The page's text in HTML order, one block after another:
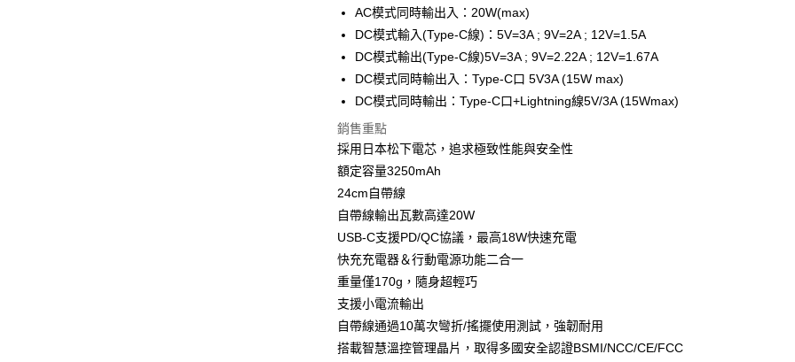
台新國際商業銀行
台灣樂天信用卡公司
元大商業銀行
玉山商業銀行
星展（台灣）商業銀行
台灣樂天信用卡公司
運送方式
付款後全家取貨
每筆NT$80，滿NT$1,000(含以上)免運費
付款後7-11取貨
每筆NT$80，滿NT$1,000(含以上)免運費
黑貓宅急便
每筆NT$120，滿NT$1,000(含以上)免運費
黑貓宅配(離島)
每筆NT$250，滿NT$2,000(含以上)免運費
付款後門市自取
每筆NT$120，滿NT$1,000(含以上)免運費
AC模式同時輸出入：20W(max)
DC模式輸入(Type-C線)：5V=3A ; 9V=2A ; 12V=1.5A
DC模式輸出(Type-C線)5V=3A ; 9V=2.22A ; 12V=1.67A
DC模式同時輸出入：Type-C口 5V3A (15W max)
DC模式同時輸出：Type-C口+Lightning線5V/3A (15Wmax)
銷售重點
採用日本松下電芯，追求極致性能與安全性
額定容量3250mAh
24cm自帶線
自帶線輸出瓦數高達20W
USB-C支援PD/QC協議，最高18W快速充電
快充充電器＆行動電源功能二合一
重量僅170g，隨身超輕巧
支援小電流輸出
自帶線通過10萬次彎折/搖擺使用測試，強韌耐用
搭載智慧溫控管理晶片，取得多國安全認證BSMI/NCC/CE/FCC